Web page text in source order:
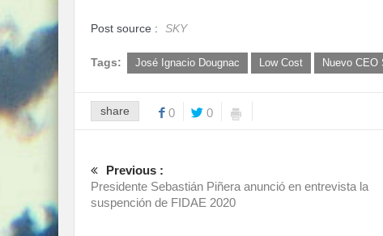
Post source : SKY
Tags: José Ignacio Dougnac Low Cost Nuevo CEO
share 0 0
Previous :
Presidente Sebastián Piñera anunció en entrevista la
suspención de FIDAE 2020